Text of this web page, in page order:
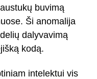
buvimą
Ši anomalija
dalyvavimą
kodą.
intelektui vis